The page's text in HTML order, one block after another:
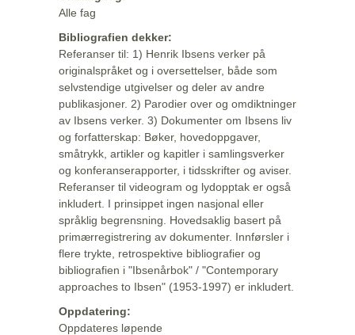
Alle fag
Bibliografien dekker:
Referanser til: 1) Henrik Ibsens verker på
originalspråket og i oversettelser, både som
selvstendige utgivelser og deler av andre
publikasjoner. 2) Parodier over og omdiktninger
av Ibsens verker. 3) Dokumenter om Ibsens liv
og forfatterskap: Bøker, hovedoppgaver,
småtrykk, artikler og kapitler i samlingsverker
og konferanserapporter, i tidsskrifter og aviser.
Referanser til videogram og lydopptak er også
inkludert. I prinsippet ingen nasjonal eller
språklig begrensning. Hovedsaklig basert på
primærregistrering av dokumenter. Innførsler i
flere trykte, retrospektive bibliografier og
bibliografien i "Ibsenårbok" / "Contemporary
approaches to Ibsen" (1953-1997) er inkludert.
Oppdatering:
Oppdateres løpende